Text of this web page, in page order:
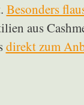
Besonders
aus
direkt zum